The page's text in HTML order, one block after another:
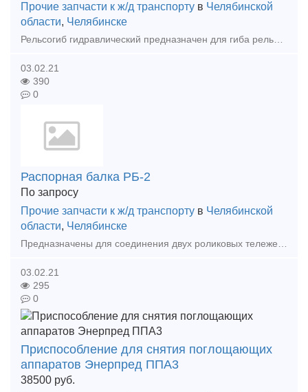
Прочие запчасти к ж/д транспорту в Челябинской
области, Челябинске
Рельсогиб гидравлический предназначен для гиба рельсов непосредственно на месте их укладки по необходимому профилю (на станционных участках, карьерах, горных выработках). Особенности:
03.02.21
390
0
Распорная балка РБ-2
По запросу
Прочие запчасти к ж/д транспорту в Челябинской
области, Челябинске
Предназначены для соединения двух роликовых тележек ЭНЕРПРЕД при поперечном перемещении подвижного состава Специальные опоры на обеих сторонах, для присоединения к "гнездам" роликовых тележек "Стопоры
03.02.21
295
0
Приспособление для снятия поглощающих
аппаратов Энерпред ППА3
38500 руб.